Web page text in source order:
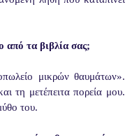
από τα βιβλία σας;
μικρών θαυμάτων».
τη μετέπειτα πορεία μου.
του.